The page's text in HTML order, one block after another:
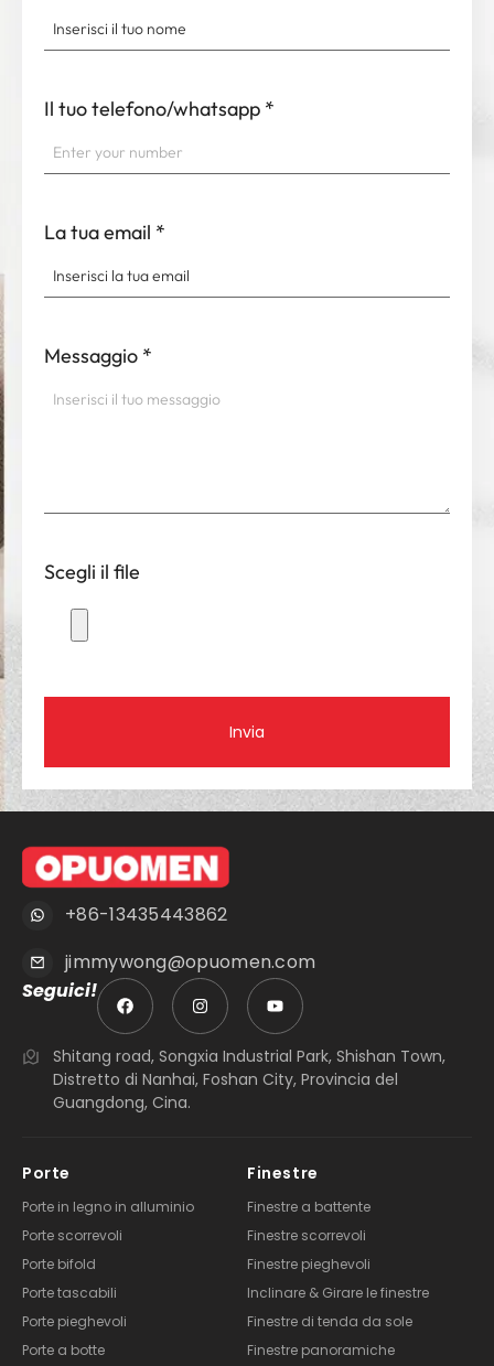
Il tuo telefono/whatsapp *
La tua email *
Messaggio *
Scegli il file
Invia
+86-13435443862
jimmywong@opuomen.com
Seguici!
Shitang road, Songxia Industrial Park, Shishan Town,
Distretto di Nanhai, Foshan City, Provincia del
Guangdong, Cina.
Porte
Porte in legno in alluminio
Porte scorrevoli
Porte bifold
Porte tascabili
Porte pieghevoli
Porte a botte
Finestre
Finestre a battente
Finestre scorrevoli
Finestre pieghevoli
Inclinare & Girare le finestre
Finestre di tenda da sole
Finestre panoramiche